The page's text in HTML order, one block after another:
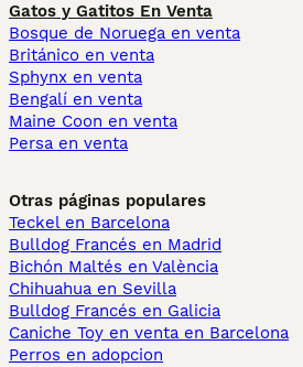
Gatos y Gatitos En Venta
Bosque de Noruega en venta
Británico en venta
Sphynx en venta
Bengalí en venta
Maine Coon en venta
Persa en venta
Otras páginas populares
Teckel en Barcelona
Bulldog Francés en Madrid
Bichón Maltés en València
Chihuahua en Sevilla
Bulldog Francés en Galicia
Caniche Toy en venta en Barcelona
Perros en adopcion